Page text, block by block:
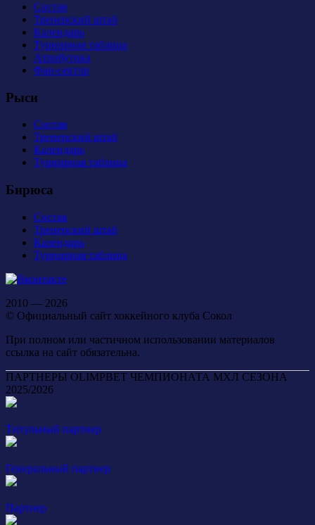
Состав
Тренерский штаб
Календарь
Турнирная таблица
Атрибутика
Фан-сектор
Рыси
Состав
Тренерский штаб
Календарь
Турнирная таблица
Бирюса
Состав
Тренерский штаб
Календарь
Турнирная таблица
2010 — 2026
© Официальный сайт хоккейного клуба Сокол
При полном или частичном использовании материалов
ссылка на сайт обязательна.
ПАРТНЕРЫ OLIMPBET ЧЕМПИОНАТА МХЛ СЕЗОНА
2025/2026
Титульный партнер
Генеральный партнер
Партнер